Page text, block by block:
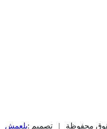
بلعمش